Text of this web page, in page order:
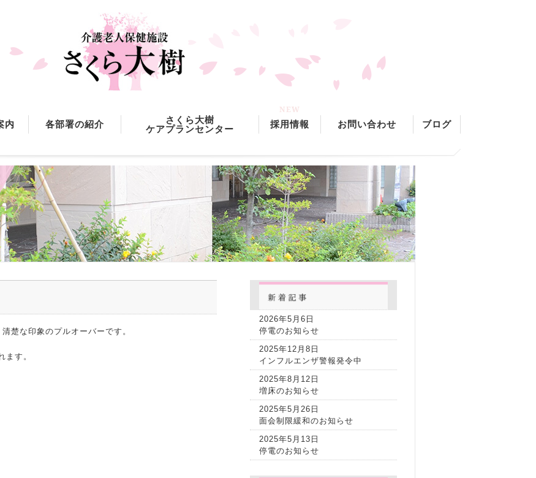
内 各部署の紹介 さくら大樹
ケアプランセンター 採用情報
NEW
お問い合わせ ブログ
楚な印象のプルオーバーです。
ます。
2026年5月6日
停電のお知らせ
2025年12月8日
インフルエンザ警報発令中
2025年8月12日
増床のお知らせ
2025年5月26日
面会制限緩和のお知らせ
2025年5月13日
停電のお知らせ